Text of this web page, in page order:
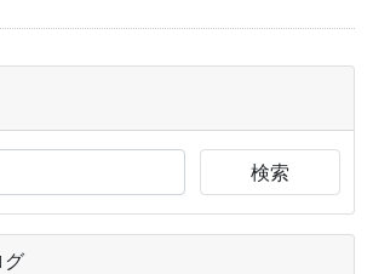
検索
グ